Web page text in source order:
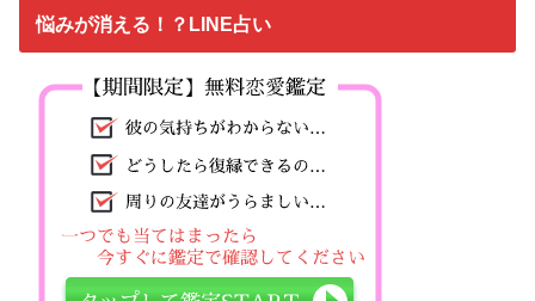
悩みが消える！？LINE占い